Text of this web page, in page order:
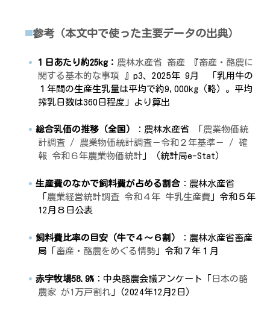
参考（本文中で使った主要データの出典）
１日あたり約25kg： 農林水産省 畜産 『畜産・酪農に
関する基本的な事項 』p3、2025年 9月 「乳用牛の
１年間の生産生乳量は平均で約9,000kg（略）。平均
搾乳日数は360日程度」より算出
総合乳価の推移（全国） ：農林水産省 「 農業物価統
計調査 / 農業物価統計調査－令和２年基準－ / 確
報 令和６年農業物価統計 」（統計局e-Stat）
生産費のなかで飼料費が占める割合 ：農林水産省
農業経営統計調査 令和４年 牛乳生産費 」令和５年
12月８日公表
飼料費比率の目安（牛で４〜６割）
：農林水産省畜産
局「 畜産・酪農をめぐる情勢 」令和７年１月
赤字牧場58.9% ：中央酪農会議アンケート「 日本の酪
農家 が1万戸割れ 」(2024年12月2日）